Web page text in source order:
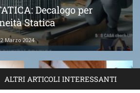
ALTRI ARTICOLI INTERESSANTI
Decalogo per
Statica
Marzo 2024